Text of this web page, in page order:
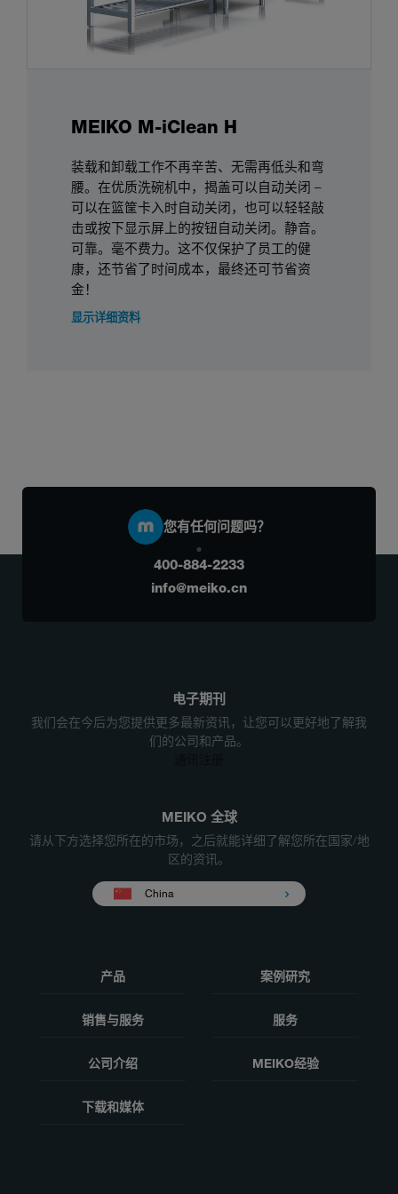
MEIKO M-iClean H
装载和卸载工作不再辛苦、无需再低头和弯
腰。在优质洗碗机中，揭盖可以自动关闭 –
可以在篮筐卡入时自动关闭，也可以轻轻敲
击或按下显示屏上的按钮自动关闭。静音。
可靠。毫不费力。这不仅保护了员工的健
康，还节省了时间成本，最终还可节省资
金！
显示详细资料
您有任何问题吗？
400-884-2233
info@meiko.cn
电子期刊
我们会在今后为您提供更多最新资讯，让您可以更好地了解我
们的公司和产品。
MEIKO 全球
请从下方选择您所在的市场，之后就能详细了解您所在国家/地
区的资讯。
China
产品 案例研究
销售与服务 服务
公司介绍 MEIKO经验
下载和媒体